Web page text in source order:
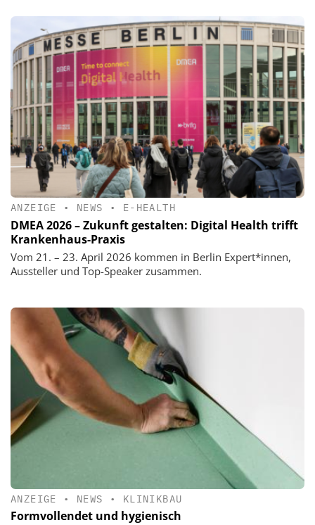
ANZEIGE • NEWS • E-HEALTH
DMEA 2026 – Zukunft gestalten: Digital Health trifft
Krankenhaus-Praxis
Vom 21. – 23. April 2026 kommen in Berlin Expert*innen,
Aussteller und Top-Speaker zusammen.
ANZEIGE • NEWS • KLINIKBAU
Formvollendet und hygienisch